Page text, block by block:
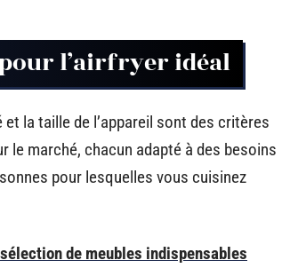
l’airfryer idéal
la taille de l’appareil sont des critères
le marché, chacun adapté à des besoins
pour lesquelles vous cuisinez
de meubles indispensables